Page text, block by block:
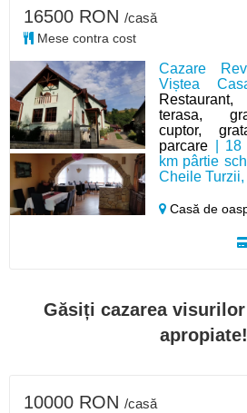
Cazare
Viștea
terasa,
cuptor,
parcare | 18
km pârtie
Cheile
Casă de
16500 RON /casă
Mese contra cost
Găsiți cazarea
apropiate!
10000 RON /casă